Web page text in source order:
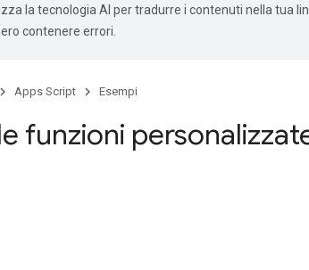
la tecnologia AI per tradurre i contenuti nella tua
contenere errori.
Apps Script Esempi
funzioni